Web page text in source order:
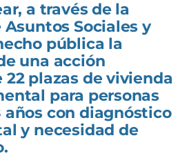
a través de la
Sociales y
pública la
una acción
plazas de vivienda
para personas
años con diagnóstico
y necesidad de